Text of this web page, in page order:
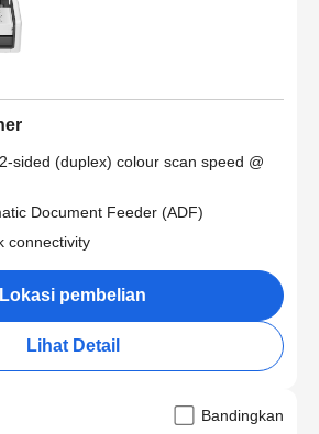
sided (duplex) colour scan speed @
Document Feeder (ADF)
connectivity
Lokasi pembelian
Lihat Detail
Bandingkan